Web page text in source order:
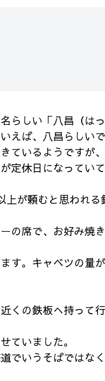
らしい「八昌（は
えば、八昌らしいで
ているようですが
定休日になってい
上が頼むと思われ
の席で、お好み焼
す。キャベツの量
くの鉄板へ持って
ていました。
でいうそばではな